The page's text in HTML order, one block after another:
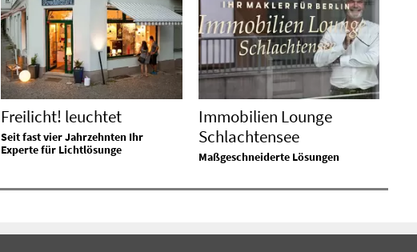
Freilicht! leuchtet
Seit fast vier Jahrzehnten Ihr
Experte für Lichtlösunge
Immobilien Lounge
Schlachtensee
Maßgeschneiderte Lösungen